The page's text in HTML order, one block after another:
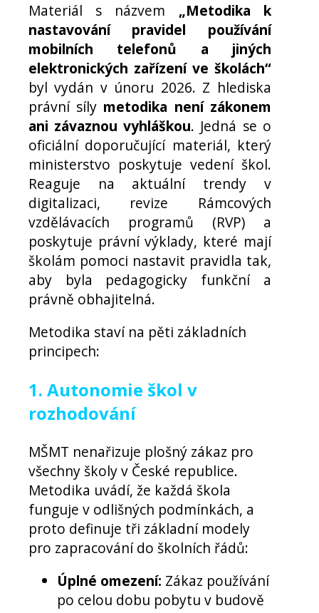
Materiál s názvem „Metodika k
nastavování pravidel používání
mobilních telefonů a jiných
elektronických zařízení ve školách“
byl vydán v únoru 2026. Z hlediska
právní síly metodika není zákonem
ani závaznou vyhláškou. Jedná se o
oficiální doporučující materiál, který
ministerstvo poskytuje vedení škol.
Reaguje na aktuální trendy v
digitalizaci, revize Rámcových
vzdělávacích programů (RVP) a
poskytuje právní výklady, které mají
školám pomoci nastavit pravidla tak,
aby byla pedagogicky funkční a
právně obhajitelná.
Metodika staví na pěti základních
principech:
1. Autonomie škol v
rozhodování
MŠMT nenařizuje plošný zákaz pro
všechny školy v České republice.
Metodika uvádí, že každá škola
funguje v odlišných podmínkách, a
proto definuje tři základní modely
pro zapracování do školních řádů:
Úplné omezení: Zákaz používání
po celou dobu pobytu v budově